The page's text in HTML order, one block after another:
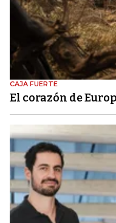
CAJA FUERTE
El corazón de